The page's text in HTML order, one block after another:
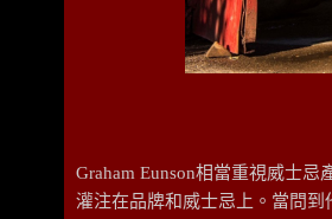
Graham Eunson相當重視威士
灌注在品牌和威士忌上。當問